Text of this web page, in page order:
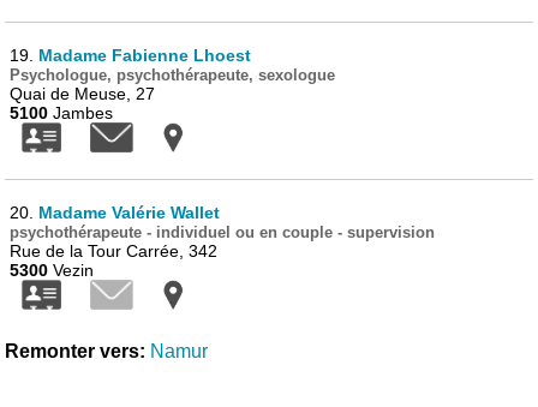
19. Madame Fabienne Lhoest
Psychologue, psychothérapeute, sexologue
Quai de Meuse, 27
5100 Jambes
20. Madame Valérie Wallet
psychothérapeute - individuel ou en couple - supervision
Rue de la Tour Carrée, 342
5300 Vezin
Remonter vers: Namur